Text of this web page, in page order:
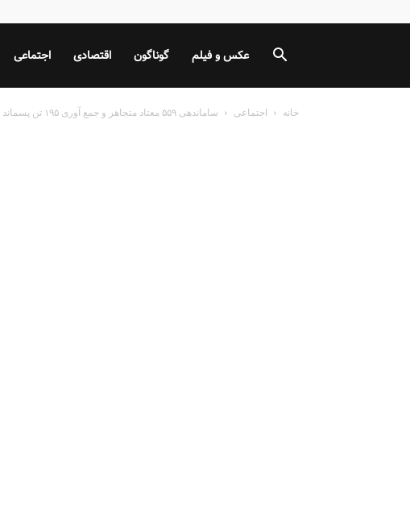
اجتماعی اقتصادی گوناگون عکس و فیلم
خانه اجتماعی ساماندهی ۵۵۹ معتاد متجاهر و جمع آوری ۱۹۵ تن پسماند در منطقه...